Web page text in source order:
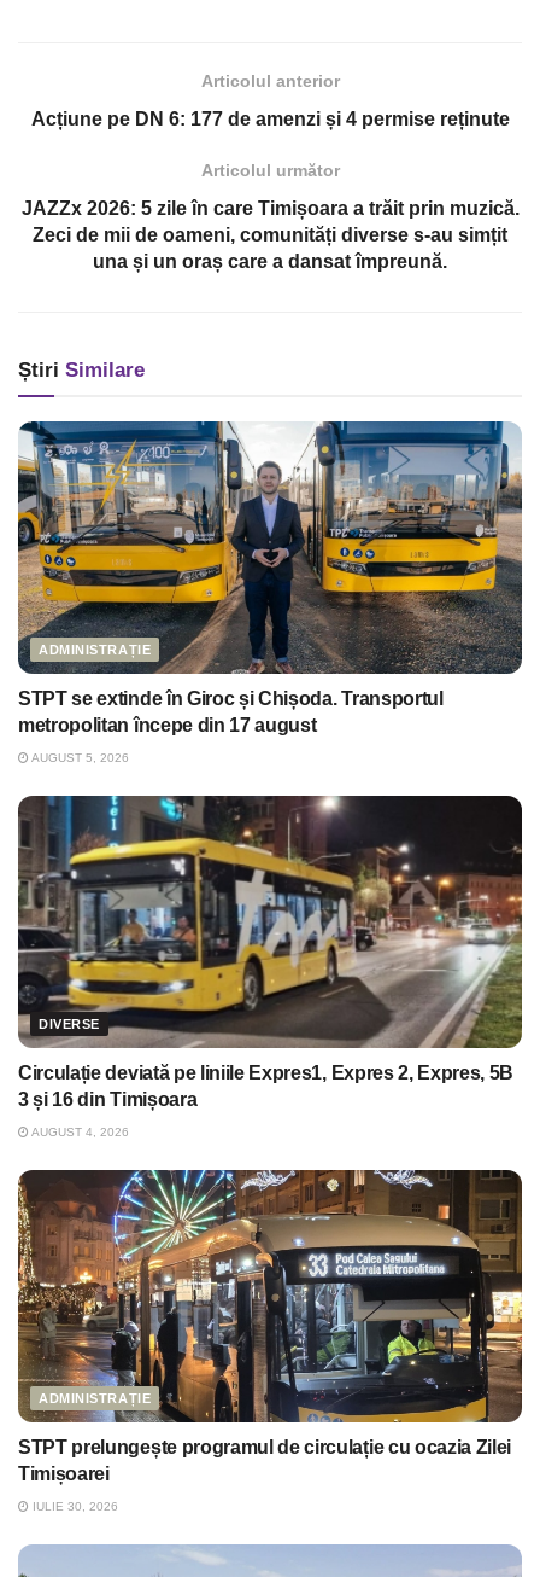
Articolul anterior
Acțiune pe DN 6: 177 de amenzi și 4 permise reținute
Articolul următor
JAZZx 2026: 5 zile în care Timișoara a trăit prin muzică.
Zeci de mii de oameni, comunități diverse s-au simțit
una și un oraș care a dansat împreună.
Știri Similare
ADMINISTRAȚIE
STPT se extinde în Giroc și Chișoda. Transportul
metropolitan începe din 17 august
AUGUST 5, 2026
DIVERSE
Circulație deviată pe liniile Expres1, Expres 2, Expres, 5B
3 și 16 din Timișoara
AUGUST 4, 2026
ADMINISTRAȚIE
STPT prelungește programul de circulație cu ocazia Zilei
Timișoarei
IULIE 30, 2026